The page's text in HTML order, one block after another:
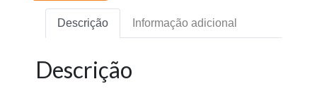
Descrição Informação adicional
Descrição